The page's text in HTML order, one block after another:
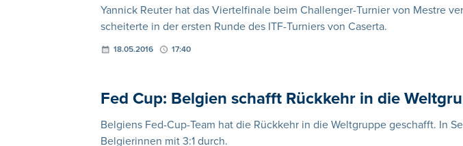
Yannick Reuter hat das Viertelfinale beim Challenger-Turnier von Mestre
scheiterte in der ersten Runde des ITF-Turniers von Caserta.
18.05.2016 17:40
Fed Cup: Belgien schafft Rückkehr in die
Belgiens Fed-Cup-Team hat die Rückkehr in die Weltgruppe geschafft. In
Belgierinnen mit 3:1 durch.